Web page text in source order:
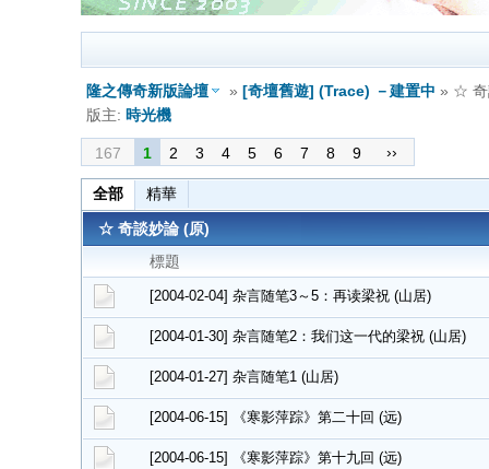
隆之傳奇新版論壇 » [奇壇舊遊] (Trace) －建置中 » ☆
版主: 時光機
167 1 2 3 4 5 6 7 8 9 ››
全部
精華
☆ 奇談妙論 (原)
標題
[2004-02-04] 杂言随笔3～5：再读梁祝 (山居)
[2004-01-30] 杂言随笔2：我们这一代的梁祝 (山居)
[2004-01-27] 杂言随笔1 (山居)
[2004-06-15] 《寒影萍踪》第二十回 (远)
[2004-06-15] 《寒影萍踪》第十九回 (远)